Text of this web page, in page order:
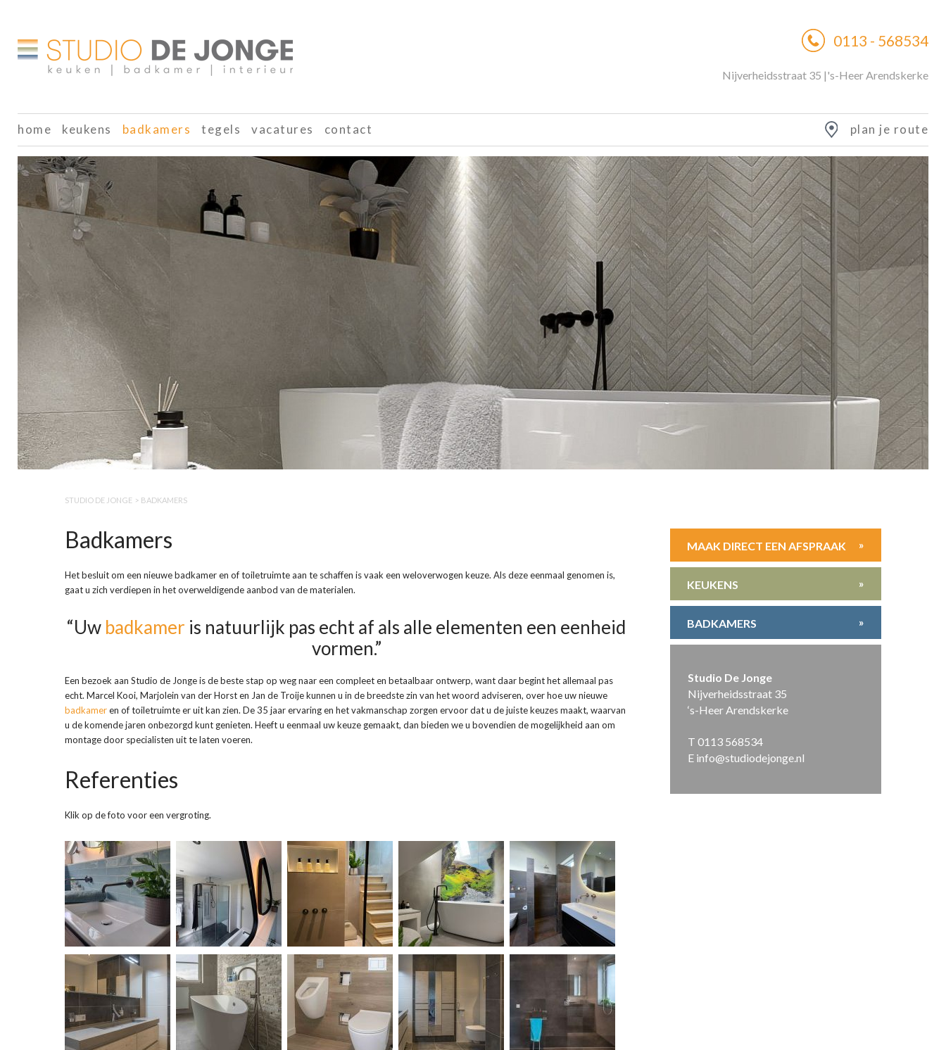
0113 - 568534
Nijverheidsstraat 35 |'s-Heer Arendskerke
home keukens badkamers tegels vacatures contact plan je route
STUDIO DE JONGE > BADKAMERS
Badkamers
Het besluit om een nieuwe badkamer en of toiletruimte aan te schaffen is vaak een weloverwogen keuze. Als deze eenmaal genomen is,
gaat u zich verdiepen in het overweldigende aanbod van de materialen.
“Uw badkamer is natuurlijk pas echt af als alle elementen een eenheid
vormen.”
Een bezoek aan Studio de Jonge is de beste stap op weg naar een compleet en betaalbaar ontwerp, want daar begint het allemaal pas
echt. Marcel Kooi, Marjolein van der Horst en Jan de Troije kunnen u in de breedste zin van het woord adviseren, over hoe uw nieuwe
badkameren of toiletruimte er uit kan zien. De 35 jaar ervaring en het vakmanschap zorgen ervoor dat u de juiste keuzes maakt, waarvan
u de komende jaren onbezorgd kunt genieten. Heeft u eenmaal uw keuze gemaakt, dan bieden we u bovendien de mogelijkheid aan om
montage door specialisten uit te laten voeren.
Referenties
Klik op de foto voor een vergroting.
MAAK DIRECT EEN AFSPRAAK »
KEUKENS »
BADKAMERS »
Studio De Jonge
Nijverheidsstraat 35
‘s-Heer Arendskerke
T 0113 568534
E info@studiodejonge.nl